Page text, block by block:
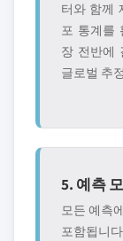
터와 함께
포 통계를
장 전반에
글로벌 추
5. 예측
모든 예측
포함됩니